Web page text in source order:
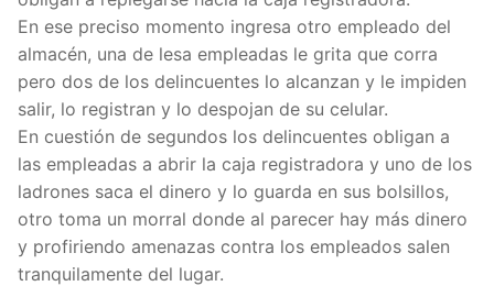
En ese preciso momento ingresa otro empleado del
almacén, una de lesa empleadas le grita que corra
pero dos de los delincuentes lo alcanzan y le impiden
salir, lo registran y lo despojan de su celular.
En cuestión de segundos los delincuentes obligan a
las empleadas a abrir la caja registradora y uno de los
ladrones saca el dinero y lo guarda en sus bolsillos,
otro toma un morral donde al parecer hay más dinero
y profiriendo amenazas contra los empleados salen
tranquilamente del lugar.